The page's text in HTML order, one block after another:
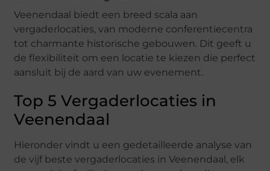
Veenendaal biedt een breed scala aan
vergaderlocaties, van moderne conferentiecentra
tot charmante historische gebouwen. Dit geeft u
de flexibiliteit om een locatie te kiezen die perfect
aansluit bij de aard van uw evenement.
Top 5 Vergaderlocaties in
Veenendaal
Hieronder vindt u een gedetailleerde analyse van
de vijf beste vergaderlocaties in Veenendaal, elk